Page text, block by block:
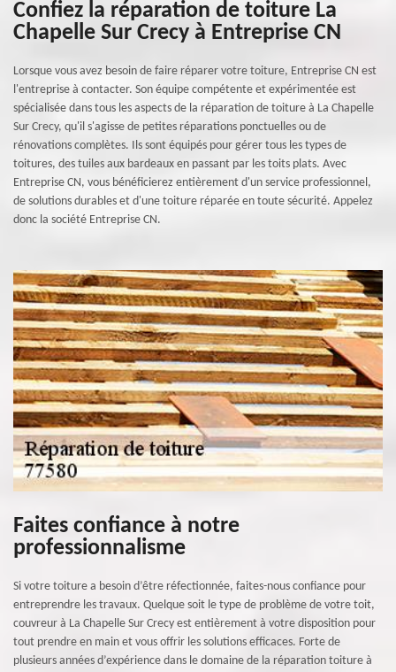
Confiez la réparation de toiture La
Chapelle Sur Crecy à Entreprise CN
Lorsque vous avez besoin de faire réparer votre toiture, Entreprise CN est
l'entreprise à contacter. Son équipe compétente et expérimentée est
spécialisée dans tous les aspects de la réparation de toiture à La Chapelle
Sur Crecy, qu'il s'agisse de petites réparations ponctuelles ou de
rénovations complètes. Ils sont équipés pour gérer tous les types de
toitures, des tuiles aux bardeaux en passant par les toits plats. Avec
Entreprise CN, vous bénéficierez entièrement d'un service professionnel,
de solutions durables et d'une toiture réparée en toute sécurité. Appelez
donc la société Entreprise CN.
Faites confiance à notre
professionnalisme
Si votre toiture a besoin d’être réfectionnée, faites-nous confiance pour
entreprendre les travaux. Quelque soit le type de problème de votre toit,
couvreur à La Chapelle Sur Crecy est entièrement à votre disposition pour
tout prendre en main et vous offrir les solutions efficaces. Forte de
plusieurs années d’expérience dans le domaine de la réparation toiture à